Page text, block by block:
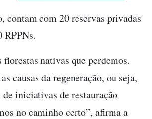
contam com 20 reservas privadas
RPPNs.
florestas nativas que perdemos.
causas da regeneração, ou seja,
iniciativas de restauração
no caminho certo”, afirma a